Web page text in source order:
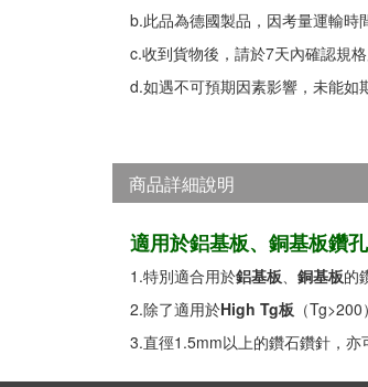
b.此品為德國製品，因考量運輸時
c.收到貨物後，請於7天內確認規
d.如遇不可預期因素影響，未能如
商品詳細說明
適用於鋁基板、銅基板鑽
1.特別適合用於鋁基板、 銅基板的
2.除了適用於High Tg板 （Tg>200
3.直徑1.5mm以上的鑽石鑽針，亦